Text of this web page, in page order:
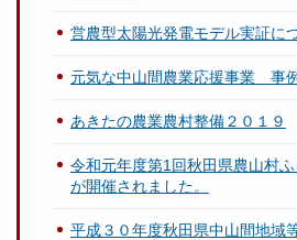
営農型太陽光発電モデル実証に
元気な中山間農業応援事業 事
あきたの農業農村整備２０１９
令和元年度第1回秋田県農山村
が開催されました。
平成３０年度秋田県中山間地域